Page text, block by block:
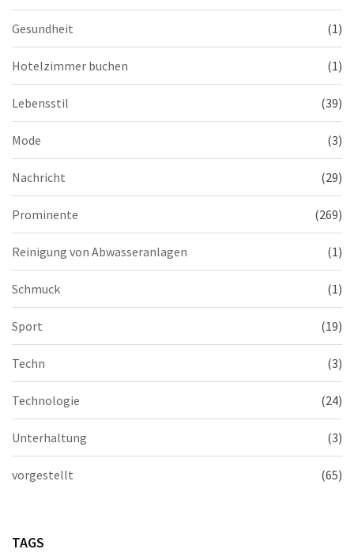
Gesundheit (1)
Hotelzimmer buchen (1)
Lebensstil (39)
Mode (3)
Nachricht (29)
Prominente (269)
Reinigung von Abwasseranlagen (1)
Schmuck (1)
Sport (19)
Techn (3)
Technologie (24)
Unterhaltung (3)
vorgestellt (65)
TAGS